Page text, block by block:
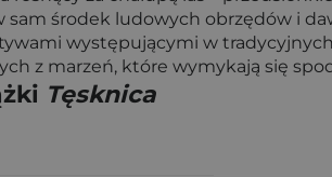
środek ludowych obrzędów i
występującymi w
z marzeń, które wymykają się
Tęsknica